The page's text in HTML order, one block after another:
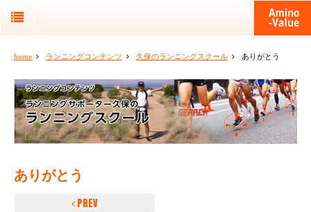
home ランニングコンテンツ 久保のランニングスクール ありがとう
ありがとう
PREV